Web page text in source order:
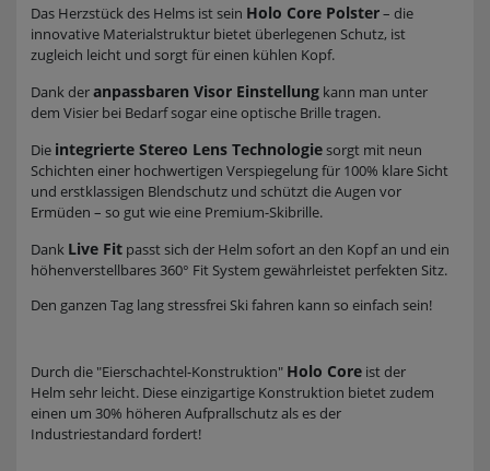
Das Herzstück des Helms ist sein Holo Core Polster– die
innovative Materialstruktur bietet überlegenen Schutz, ist
zugleich leicht und sorgt für einen kühlen Kopf.
Dank deranpassbaren Visor Einstellung kann man unter
dem Visier bei Bedarf sogar eine optische Brille tragen.
Die integrierte Stereo Lens Technologiesorgt mit neun
Schichten einer hochwertigen Verspiegelung für 100% klare Sicht
und erstklassigen Blendschutz und schützt die Augen vor
Ermüden – so gut wie eine Premium-Skibrille.
Dank Live Fit passt sich der Helm sofort an den Kopf an und ein
höhenverstellbares 360° Fit System gewährleistet perfekten Sitz.
Den ganzen Tag lang stressfrei Ski fahren kann so einfach sein!
Durch die "Eierschachtel-Konstruktion" Holo Core ist der
Helm sehr leicht. Diese einzigartige Konstruktion bietet zudem
einen um 30% höheren Aufprallschutz als es der
Industriestandard fordert!